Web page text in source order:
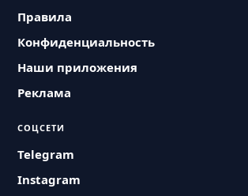
Правила
Конфиденциальность
Наши приложения
Реклама
СОЦСЕТИ
Telegram
Instagram